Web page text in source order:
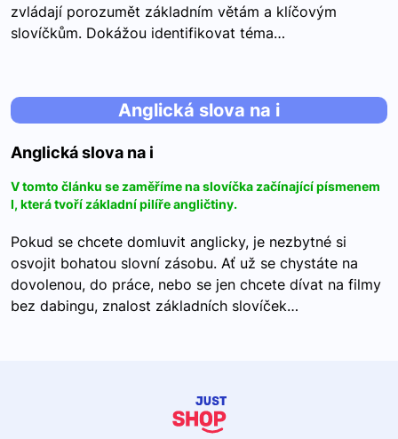
zvládají porozumět základním větám a klíčovým
slovíčkům. Dokážou identifikovat téma…
Anglická slova na i
Anglická slova na i
V tomto článku se zaměříme na slovíčka začínající písmenem
I, která tvoří základní pilíře angličtiny.
Pokud se chcete domluvit anglicky, je nezbytné si
osvojit bohatou slovní zásobu. Ať už se chystáte na
dovolenou, do práce, nebo se jen chcete dívat na filmy
bez dabingu, znalost základních slovíček…